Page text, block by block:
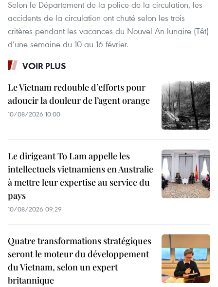
Selon le Département de la police de la circulation, les
accidents de la circulation ont chuté selon les trois
critères pendant les vacances du Nouvel An lunaire (Têt)
d’une semaine du 10 au 16 février.
VOIR PLUS
Le Vietnam redouble d’efforts pour
adoucir la douleur de l’agent orange
10/08/2026 10:00
Le dirigeant To Lam appelle les
intellectuels vietnamiens en Australie
à mettre leur expertise au service du
pays
10/08/2026 09:29
Quatre transformations stratégiques
seront le moteur du développement
du Vietnam, selon un expert
britannique